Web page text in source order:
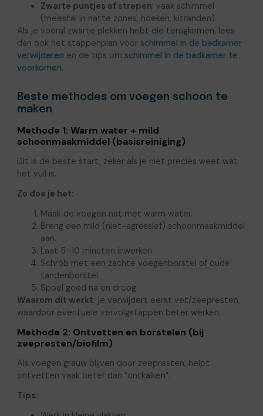
Zwarte puntjes of strepen: vaak schimmel
(meestal in natte zones, hoeken, kitranden).
Als je vooral zwarte plekken hebt die terugkomen, lees
dan ook het stappenplan voor schimmel in de badkamer
verwijderen en de tips om schimmel in de badkamer te
voorkomen.
Beste methodes om voegen schoon te
maken
Methode 1: Warm water + mild
schoonmaakmiddel (basisreiniging)
Dit is de beste start, zeker als je niet precies weet wat
het vuil is.
Zo doe je het:
Maak de voegen nat met warm water.
Breng een mild (niet-agressief) schoonmaakmiddel
aan.
Laat 5–10 minuten inwerken.
Schrob met een zachte voegenborstel of oude
tandenborstel.
Spoel goed na en droog.
Waarom dit werkt: je verwijdert eerst vet/zeepresten,
waardoor eventuele vervolgstappen beter werken.
Methode 2: Ontvetten en borstelen (bij
zeepresten/biofilm)
Als voegen grauw blijven door zeepresten, helpt
ontvetten vaak beter dan “ontkalken”.
Tips: